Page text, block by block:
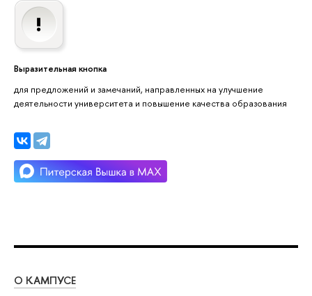
Выразительная кнопка
для предложений и замечаний, направленных на улучшение
деятельности университета и повышение качества образования
О КАМПУСЕ